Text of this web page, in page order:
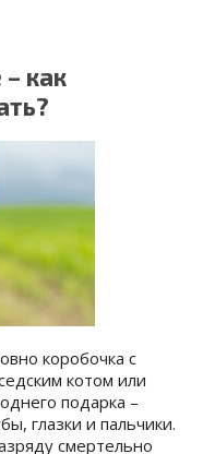
как
коробочка с
котом или
подарка –
глазки и пальчики.
смертельно